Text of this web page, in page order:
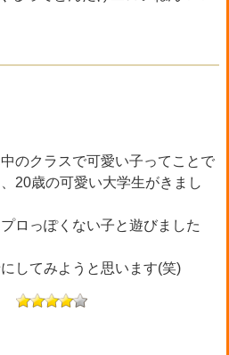
のクラスで可愛い子ってことで
20歳の可愛い大学生がきまし
ロっぽくない子と遊びました
してみようと思います(笑)